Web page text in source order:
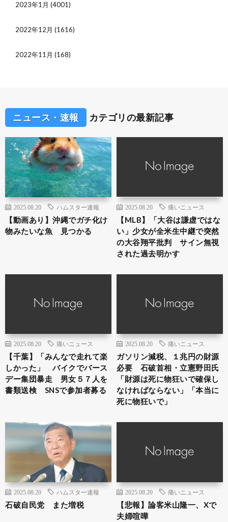
2023年1月 (4001)
2022年12月 (1616)
2022年11月 (168)
ニュース・速報 カテゴリの最新記事
2025.08.20 ハムスター速報
【動画あり】沖縄でガチ化け
物みたいな魚 見つかる
2025.08.20 痛いニュース
【MLB】「大谷は謙虚ではな
い」少女が全米生中継で突然
の大谷翔平批判 サイン無視
された過去明かす
2025.08.20 痛いニュース
【千葉】「みんなで走れて楽
しかった」 バイクでバース
デー集団暴走 男女５７人を
書類送検 SNSで参加者募る
2025.08.20 痛いニュース
ガソリン減税、１兆円の財源
必要 石破首相・立憲野田氏
「財源は死に物狂いで確保し
なければならない」「本当に
死に物狂いで」
2025.08.20 ハムスター速報
石破自民党 また増税
2025.08.20 痛いニュース
【悲報】論客米山隆一、Xで
夫婦喧嘩